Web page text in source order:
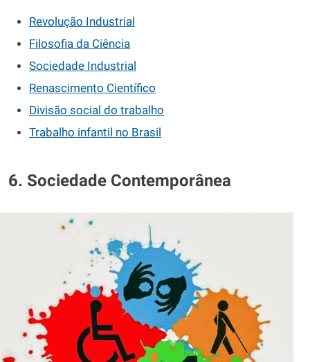
Revolução Industrial
Filosofia da Ciência
Sociedade Industrial
Renascimento Científico
Divisão social do trabalho
Trabalho infantil no Brasil
6. Sociedade Contemporânea